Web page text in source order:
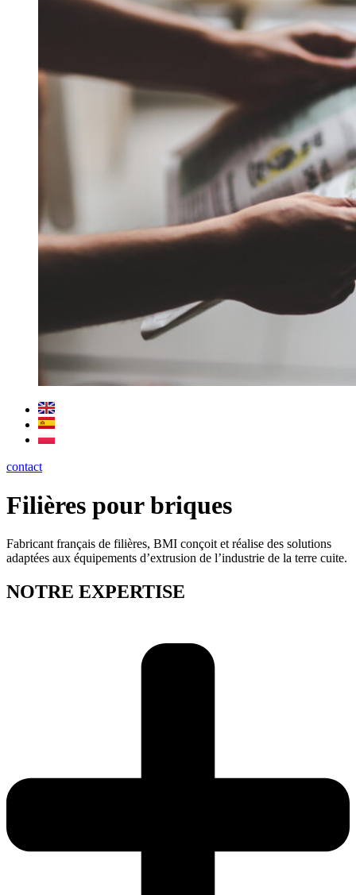
contact
Filières pour briques
Fabricant français de filières, BMI conçoit et réalise des solutions
adaptées aux équipements d’extrusion de l’industrie de la terre cuite.
NOTRE EXPERTISE